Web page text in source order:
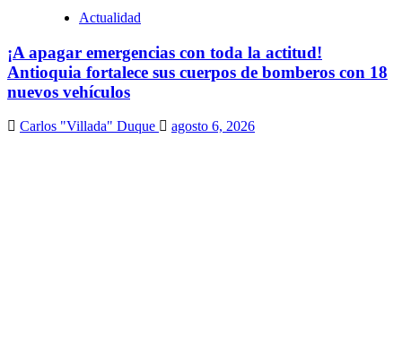
Actualidad
¡A apagar emergencias con toda la actitud!
Antioquia fortalece sus cuerpos de bomberos con 18
nuevos vehículos
Carlos "Villada" Duque agosto 6, 2026